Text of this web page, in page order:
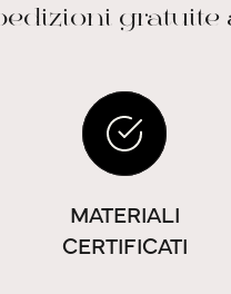
gratuite
MATERIALI
CERTIFICATI